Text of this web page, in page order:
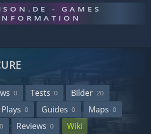
- GAMES
0 Tests 0 Bilder 20
0 Guides 0 Maps 0
0 Reviews 0 Wiki